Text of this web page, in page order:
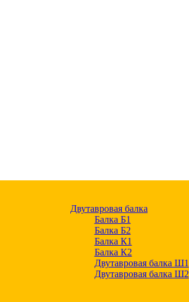
Двутавровая балка
Балка Б1
Балка Б2
Балка К1
Балка К2
Двутавровая балка Ш1
Двутавровая балка Ш2